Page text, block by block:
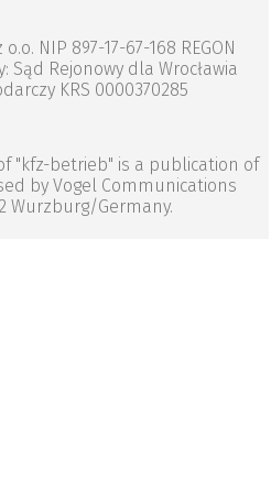
NIP 897-17-67-168 REGON
Sąd Rejonowy dla Wrocławia
KRS 0000370285
"kfz-betrieb" is a publication of
by Vogel Communications
Wurzburg/Germany.